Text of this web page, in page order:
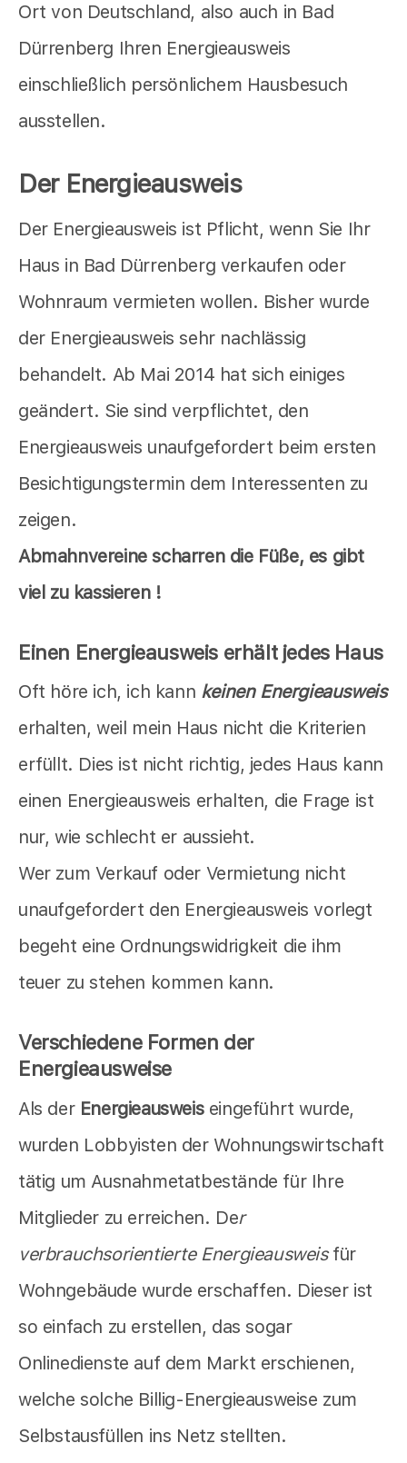
Ort von Deutschland, also auch in Bad
Dürrenberg Ihren Energieausweis
einschließlich persönlichem Hausbesuch
ausstellen.
Der Energieausweis
Der Energieausweis ist Pflicht, wenn Sie Ihr
Haus in Bad Dürrenberg verkaufen oder
Wohnraum vermieten wollen. Bisher wurde
der Energieausweis sehr nachlässig
behandelt. Ab Mai 2014 hat sich einiges
geändert. Sie sind verpflichtet, den
Energieausweis unaufgefordert beim ersten
Besichtigungstermin dem Interessenten zu
zeigen.
Abmahnvereine scharren die Füße, es gibt
viel zu kassieren !
Einen Energieausweis erhält jedes Haus
Oft höre ich, ich kann keinen Energieausweis
erhalten, weil mein Haus nicht die Kriterien
erfüllt. Dies ist nicht richtig, jedes Haus kann
einen Energieausweis erhalten, die Frage ist
nur, wie schlecht er aussieht.
Wer zum Verkauf oder Vermietung nicht
unaufgefordert den Energieausweis vorlegt
begeht eine Ordnungswidrigkeit die ihm
teuer zu stehen kommen kann.
Verschiedene Formen der
Energieausweise
Als der Energieausweiseingeführt wurde,
wurden Lobbyisten der Wohnungswirtschaft
tätig um Ausnahmetatbestände für Ihre
Mitglieder zu erreichen. Der
verbrauchsorientierte Energieausweisfür
Wohngebäude wurde erschaffen. Dieser ist
so einfach zu erstellen, das sogar
Onlinedienste auf dem Markt erschienen,
welche solche Billig-Energieausweise zum
Selbstausfüllen ins Netz stellten.